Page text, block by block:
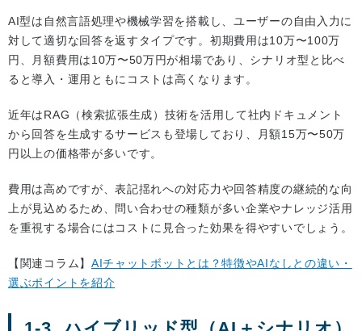
AI型は自然言語処理や機械学習を搭載し、ユーザーの自由入力に
対して適切な回答を返すタイプです。初期費用は10万〜100万
円、月額費用は10万〜50万円が相場であり、シナリオ型と比べ
ると導入・運用ともにコストは高くなります。
近年はRAG（検索拡張生成）技術を活用して社内ドキュメント
から回答を生成するサービスも登場しており、月額15万〜50万
円以上の価格帯が多いです。
費用は高めですが、表記揺れへの対応力や回答精度の継続的な向
上が見込めるため、問い合わせの種類が多い企業やナレッジ活用
を重視する場合にはコストに見合った効果を得やすいでしょう。
【関連コラム】 AIチャットボットとは？特徴やAIなしとの違い・
選ぶポイントを紹介